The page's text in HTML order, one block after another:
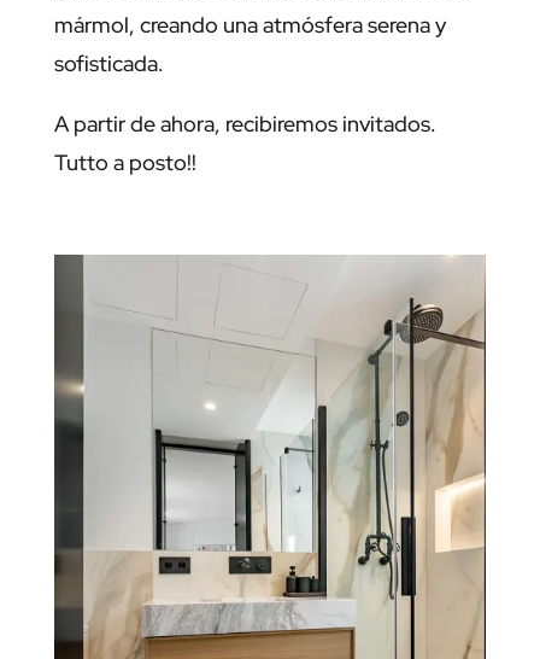
mármol, creando una atmósfera serena y
sofisticada.
A partir de ahora, recibiremos invitados.
Tutto a posto!!